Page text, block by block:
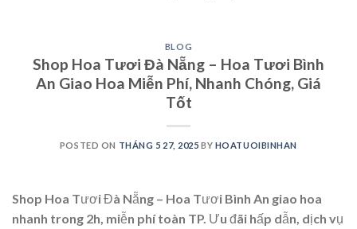
BLOG
Shop Hoa Tươi Đà Nẵng – Hoa Tươi Bình
An Giao Hoa Miễn Phí, Nhanh Chóng, Giá
Tốt
POSTED ON THÁNG 5 27, 2025 BY HOATUOIBINHAN
Shop Hoa Tươi Đà Nẵng – Hoa Tươi Bình An giao hoa
nhanh trong 2h, miễn phí toàn TP. Ưu đãi hấp dẫn, dịch vụ